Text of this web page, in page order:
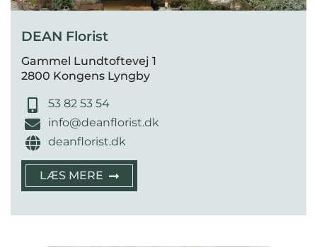
DEAN Florist
Gammel Lundtoftevej 1
2800 Kongens Lyngby
53 82 53 54
info@deanflorist.dk
deanflorist.dk
LÆS MERE